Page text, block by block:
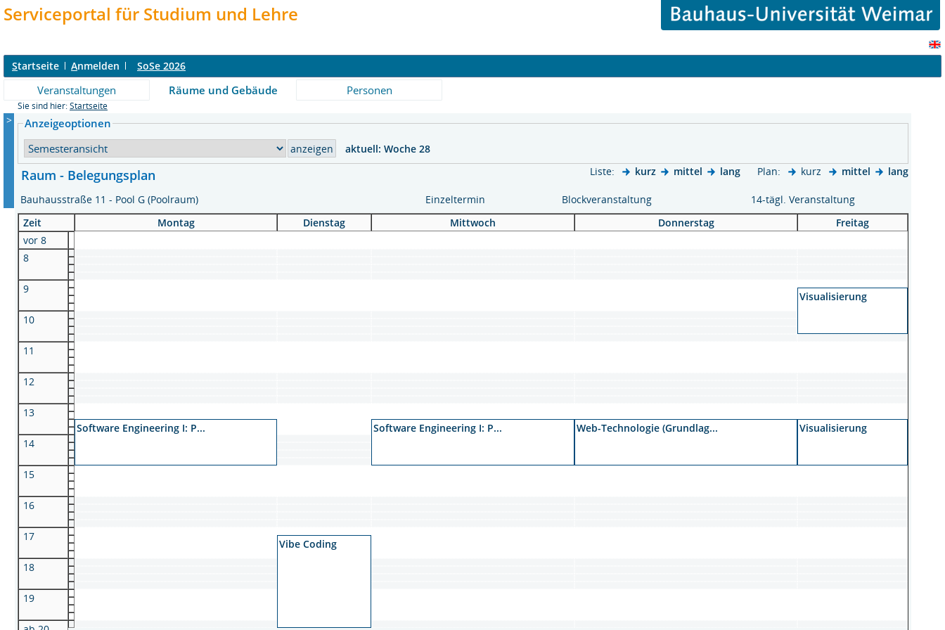
Serviceportal für Studium und Lehre
Startseite Anmelden SoSe 2026
Veranstaltungen Räume und Gebäude Personen
Sie sind hier: Startseite
> Anzeigeoptionen
aktuell: Woche 28
Raum - Belegungsplan Liste: kurz mittel lang Plan: kurz mittel lang
Bauhausstraße 11 - Pool G (Poolraum) Einzeltermin Blockveranstaltung
14-tägl. Veranstaltung
Zeit
Montag Dienstag Mittwoch Donnerstag
Freitag
vor 8
8
9
Visualisierung
10
11
12
13
Software Engineering I: P...
Software Engineering I: P... Web-Technologie (Grundlag...
Visualisierung
14
15
16
17
Vibe Coding
18
19